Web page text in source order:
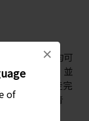
of
×
朝聖路線，均可
石梯。然而，並
數星期徒步走完
日遊的遊客青